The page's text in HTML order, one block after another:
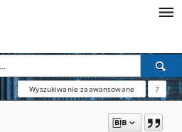
Wyszukiwanie zaawansowane ?